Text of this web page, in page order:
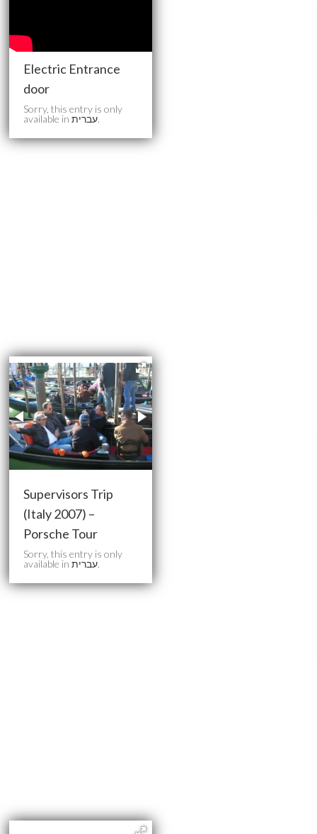
Electric Entrance
door
Sorry, this entry is only
available inעברית.
Supervisors Trip
(Italy 2007) –
Porsche Tour
Sorry, this entry is only
available inעברית.